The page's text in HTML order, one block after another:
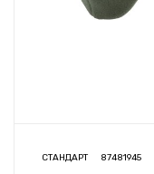
СТАНДАРТ 87481945